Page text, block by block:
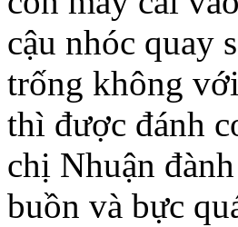
cậu nhóc quay
trống không
thì được đánh
chị Nhuận
buồn và bực